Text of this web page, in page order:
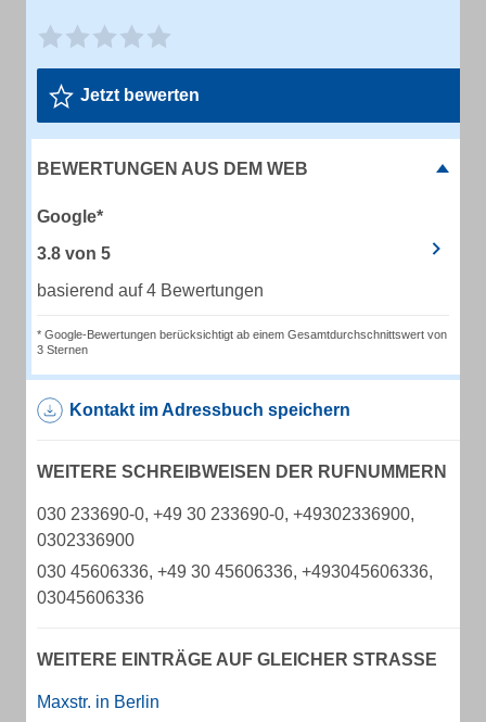
Jetzt bewerten
BEWERTUNGEN AUS DEM WEB
Google*
3.8 von 5
basierend auf 4 Bewertungen
* Google-Bewertungen berücksichtigt ab einem Gesamtdurchschnittswert von
3 Sternen
Kontakt im Adressbuch speichern
WEITERE SCHREIBWEISEN DER RUFNUMMERN
030 233690-0, +49 30 233690-0, +49302336900,
0302336900
030 45606336, +49 30 45606336, +493045606336,
03045606336
WEITERE EINTRÄGE AUF GLEICHER STRASSE
Maxstr. in Berlin